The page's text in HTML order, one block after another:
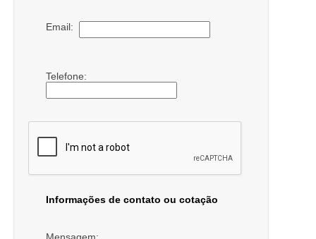
Email:
Telefone:
Informações de contato ou cotação